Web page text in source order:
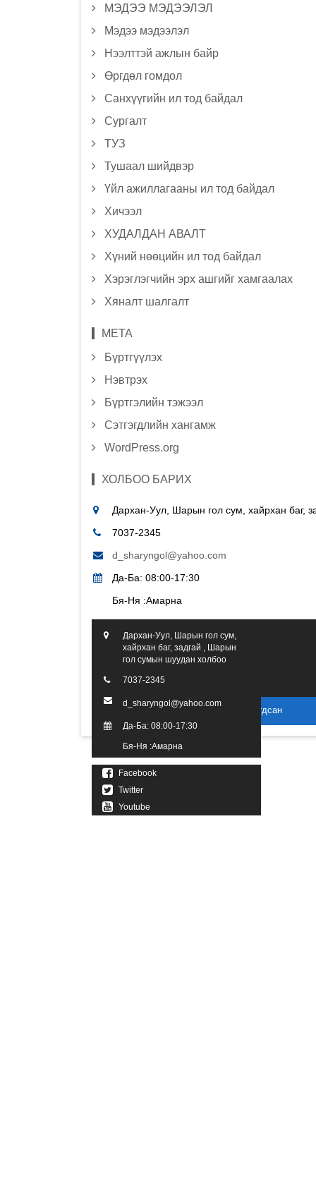
МЭДЭЭ МЭДЭЭЛЭЛ
Мэдээ мэдээлэл
Нээлттэй ажлын байр
Өргдөл гомдол
Санхүүгийн ил тод байдал
Сургалт
ТУЗ
Тушаал шийдвэр
Үйл ажиллагааны ил тод байдал
Хичээл
ХУДАЛДАН АВАЛТ
Хүний нөөцийн ил тод байдал
Хэрэглэгчийн эрх ашгийг хамгаалах
Хяналт шалгалт
МЕТА
Бүртгүүлэх
Нэвтрэх
Бүртгэлийн тэжээл
Сэтгэгдлийн хангамж
WordPress.org
ХОЛБОО БАРИХ
Дархан-Уул, Шарын гол сум, хайрхан баг,
7037-2345
d_sharyngol@yahoo.com
Да-Ба: 08:00-17:30
Бя-Ня :Амарна
Дархан-Уул, Шарын гол сум,
хайрхан баг, задгай , Шарын
гол сумын шуудан холбоо
7037-2345
d_sharyngol@yahoo.com
Да-Ба: 08:00-17:30
Бя-Ня :Амарна
Facebook
Twitter
Youtube
2016 он. Бүх эрх хуулиар хамгаалагдсан